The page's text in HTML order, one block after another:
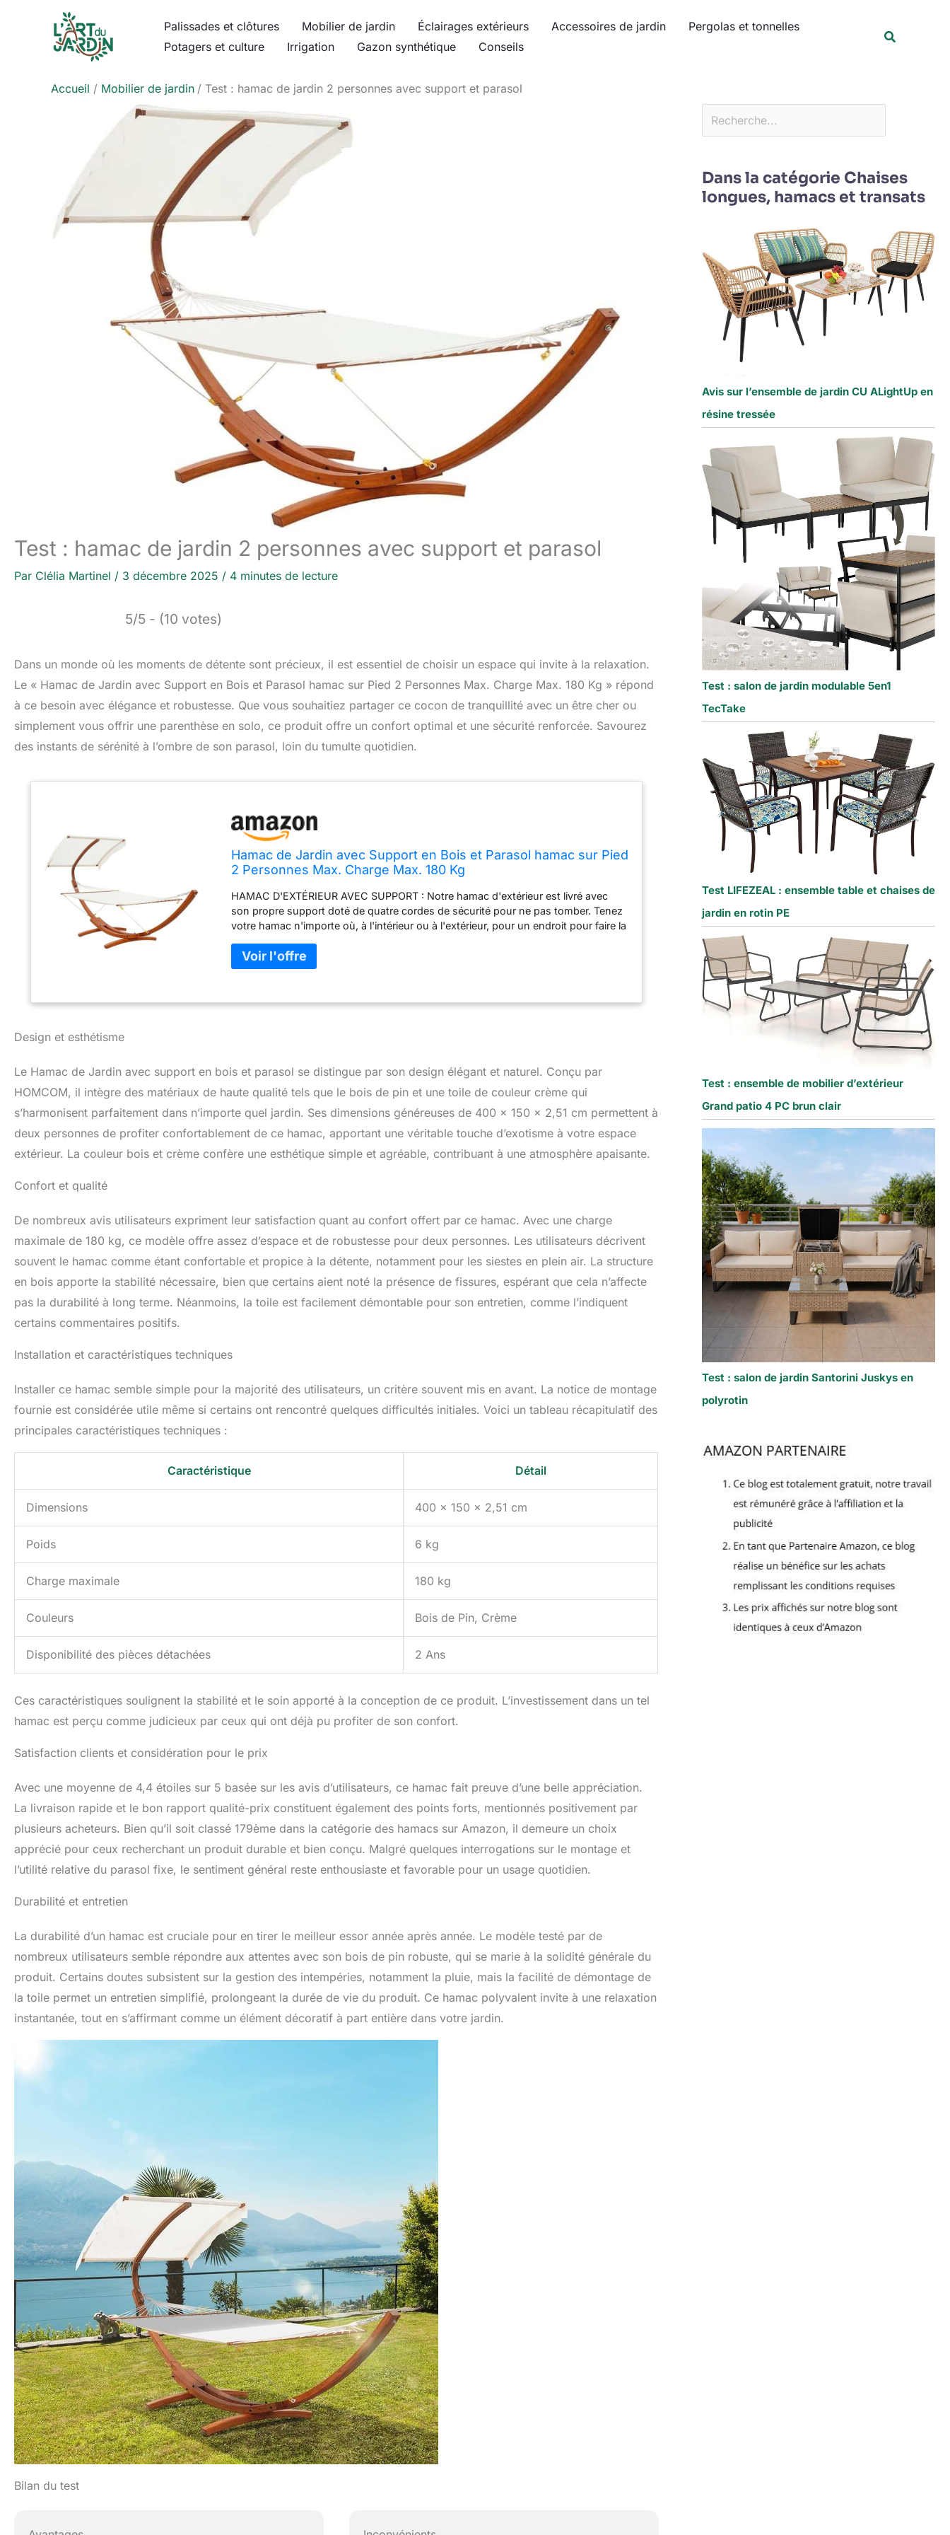
Palissades et clôtures Mobilier de jardin Éclairages extérieurs Accessoires de jardin
Pergolas et tonnelles
Potagers et culture
Irrigation Gazon synthétique Conseils
Accueil Mobilier de jardin Test : hamac de jardin 2 personnes avec support et parasol
Test : hamac de jardin 2 personnes avec support et parasol
Par Clélia Martinel / 3 décembre 2025 / 4 minutes de lecture
5/5 - (10 votes)
Dans un monde où les moments de détente sont précieux, il est essentiel de choisir un espace qui invite à la relaxation.
Le « Hamac de Jardin avec Support en Bois et Parasol hamac sur Pied 2 Personnes Max. Charge Max. 180 Kg » répond
à ce besoin avec élégance et robustesse. Que vous souhaitiez partager ce cocon de tranquillité avec un être cher ou
simplement vous offrir une parenthèse en solo, ce produit offre un confort optimal et une sécurité renforcée. Savourez
des instants de sérénité à l’ombre de son parasol, loin du tumulte quotidien.
Hamac de Jardin avec Support en Bois et Parasol hamac sur Pied
2 Personnes Max. Charge Max. 180 Kg
HAMAC D'EXTÉRIEUR AVEC SUPPORT : Notre hamac d'extérieur est livré avec
son propre support doté de quatre cordes de sécurité pour ne pas tomber. Tenez
votre hamac n'importe où, à l'intérieur ou à l'extérieur, pour un endroit pour faire la
un lit d'extérieur suffisamment spacieux pour qu'une personne seule puisse
vraiment s'étirer et lire un livre, regarder un film, jouer à un jeu ou faire une sieste
inclus est livré avec un auvent amovible pour votre plaisir. alors, détendez-vous et
apparence bohème chic. Le hamac lui-même est fait de coton naturel pour une
surface fraîche et respirante à utiliser pour une sieste d'été. SPÉCIFICATIONS :
Dimensions de l'auvent : 140L x 140l cm. Charge max. : 180 Kg. Assemblage requis
Design et esthétisme
Le Hamac de Jardin avec support en bois et parasol se distingue par son design élégant et naturel. Conçu par
HOMCOM, il intègre des matériaux de haute qualité tels que le bois de pin et une toile de couleur crème qui
s’harmonisent parfaitement dans n’importe quel jardin. Ses dimensions généreuses de 400 x 150 x 2,51 cm permettent à
deux personnes de profiter confortablement de ce hamac, apportant une véritable touche d’exotisme à votre espace
extérieur. La couleur bois et crème confère une esthétique simple et agréable, contribuant à une atmosphère apaisante.
Confort et qualité
De nombreux avis utilisateurs expriment leur satisfaction quant au confort offert par ce hamac. Avec une charge
maximale de 180 kg, ce modèle offre assez d’espace et de robustesse pour deux personnes. Les utilisateurs décrivent
souvent le hamac comme étant confortable et propice à la détente, notamment pour les siestes en plein air. La structure
en bois apporte la stabilité nécessaire, bien que certains aient noté la présence de fissures, espérant que cela n’affecte
pas la durabilité à long terme. Néanmoins, la toile est facilement démontable pour son entretien, comme l’indiquent
certains commentaires positifs.
Installation et caractéristiques techniques
Installer ce hamac semble simple pour la majorité des utilisateurs, un critère souvent mis en avant. La notice de montage
fournie est considérée utile même si certains ont rencontré quelques difficultés initiales. Voici un tableau récapitulatif des
principales caractéristiques techniques :
Caractéristique Détail
Dimensions 400 x 150 x 2,51 cm
Poids 6 kg
Charge maximale 180 kg
Couleurs Bois de Pin, Crème
Disponibilité des pièces détachées 2 Ans
Ces caractéristiques soulignent la stabilité et le soin apporté à la conception de ce produit. L’investissement dans un tel
hamac est perçu comme judicieux par ceux qui ont déjà pu profiter de son confort.
Satisfaction clients et considération pour le prix
Avec une moyenne de 4,4 étoiles sur 5 basée sur les avis d’utilisateurs, ce hamac fait preuve d’une belle appréciation.
La livraison rapide et le bon rapport qualité-prix constituent également des points forts, mentionnés positivement par
plusieurs acheteurs. Bien qu’il soit classé 179ème dans la catégorie des hamacs sur Amazon, il demeure un choix
apprécié pour ceux recherchant un produit durable et bien conçu. Malgré quelques interrogations sur le montage et
l’utilité relative du parasol fixe, le sentiment général reste enthousiaste et favorable pour un usage quotidien.
Durabilité et entretien
La durabilité d’un hamac est cruciale pour en tirer le meilleur essor année après année. Le modèle testé par de
nombreux utilisateurs semble répondre aux attentes avec son bois de pin robuste, qui se marie à la solidité générale du
produit. Certains doutes subsistent sur la gestion des intempéries, notamment la pluie, mais la facilité de démontage de
la toile permet un entretien simplifié, prolongeant la durée de vie du produit. Ce hamac polyvalent invite à une relaxation
instantanée, tout en s’affirmant comme un élément décoratif à part entière dans votre jardin.
Bilan du test
Dans la catégorie Chaises
longues, hamacs et transats
Avis sur l’ensemble de jardin CU ALightUp en
résine tressée
Test : salon de jardin modulable 5en1
TecTake
Test LIFEZEAL : ensemble table et chaises de
jardin en rotin PE
Test : ensemble de mobilier d’extérieur
Grand patio 4 PC brun clair
Test : salon de jardin Santorini Juskys en
polyrotin